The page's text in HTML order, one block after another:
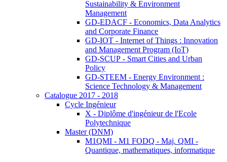
Sustainability & Environment
Management
GD-EDACF - Economics, Data Analytics
and Corporate Finance
GD-IOT - Internet of Things : Innovation
and Management Program (IoT)
GD-SCUP - Smart Cities and Urban
Policy
GD-STEEM - Energy Environment :
Science Technology & Management
Catalogue 2017 - 2018
Cycle Ingénieur
X - Diplôme d'ingénieur de l'Ecole
Polytechnique
Master (DNM)
M1QMI - M1 FODQ - Maj. QMI -
Quantique, mathematiques, informatique